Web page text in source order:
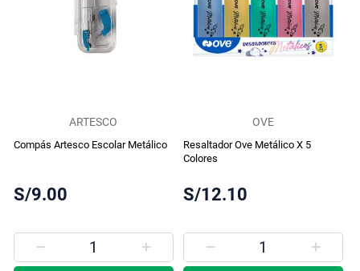
ARTESCO
Compás Artesco Escolar Metálico
S/9.00
OVE
Resaltador Ove Metálico X 5
Colores
S/12.10